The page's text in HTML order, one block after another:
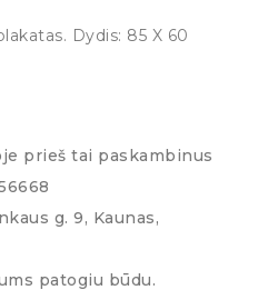
Dydis: 85 X 60
prieš tai paskambinus
g. 9, Kaunas,
patogiu būdu.